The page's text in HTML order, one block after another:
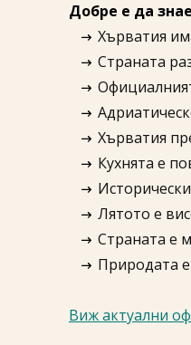
Добре е да
Хърватия
Страната
Хърватия
Кухнята е
Лятото е
Страната е
Природата
Виж актуални